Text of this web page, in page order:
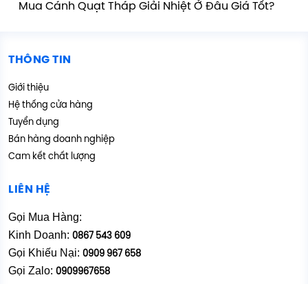
Mua Cánh Quạt Tháp Giải Nhiệt Ở Đâu Giá Tốt?
THÔNG TIN
Giới thiệu
Hệ thống cửa hàng
Tuyển dụng
Bán hàng doanh nghiệp
Cam kết chất lượng
LIÊN HỆ
Gọi Mua Hàng:
Kinh Doanh: 0867 543 609
Gọi Khiếu Nại: 0909 967 658
Gọi Zalo: 0909967658